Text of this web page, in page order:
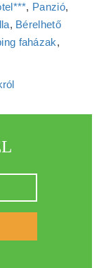
, Panzió,
, Bérelhető
faházak,